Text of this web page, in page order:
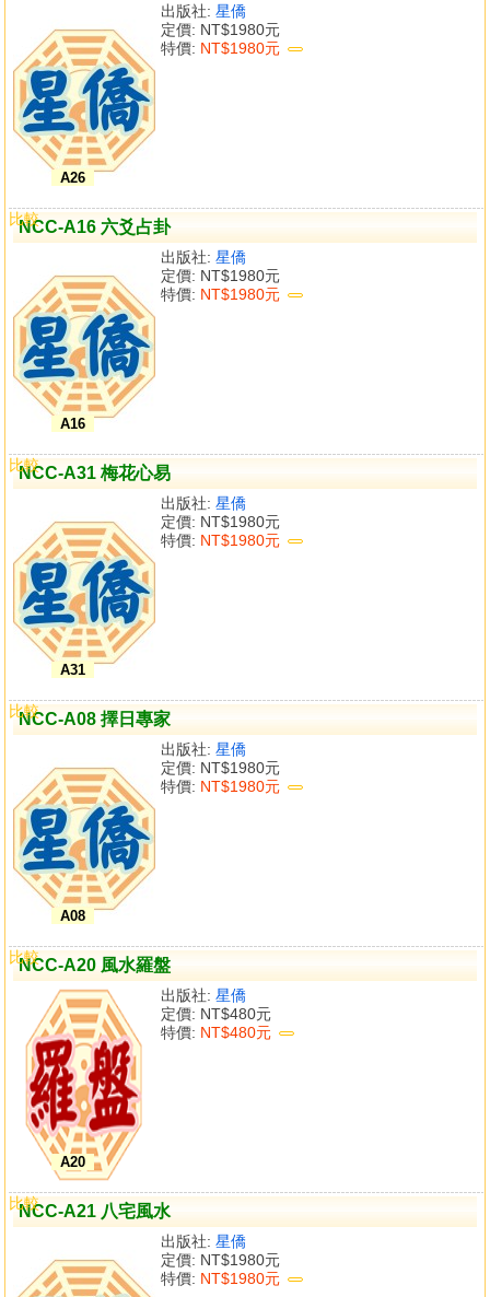
A26
出版社: 星僑
定價: NT$1980元
特價: NT$1980元
NCC-A16 六爻占卦
A16
出版社: 星僑
定價: NT$1980元
特價: NT$1980元
比較
NCC-A31 梅花心易
A31
出版社: 星僑
定價: NT$1980元
特價: NT$1980元
比較
NCC-A08 擇日專家
A08
出版社: 星僑
定價: NT$1980元
特價: NT$1980元
比較
NCC-A20 風水羅盤
A20
出版社: 星僑
定價: NT$480元
特價: NT$480元
比較
NCC-A21 八宅風水
出版社: 星僑
定價: NT$1980元
特價: NT$1980元
比較